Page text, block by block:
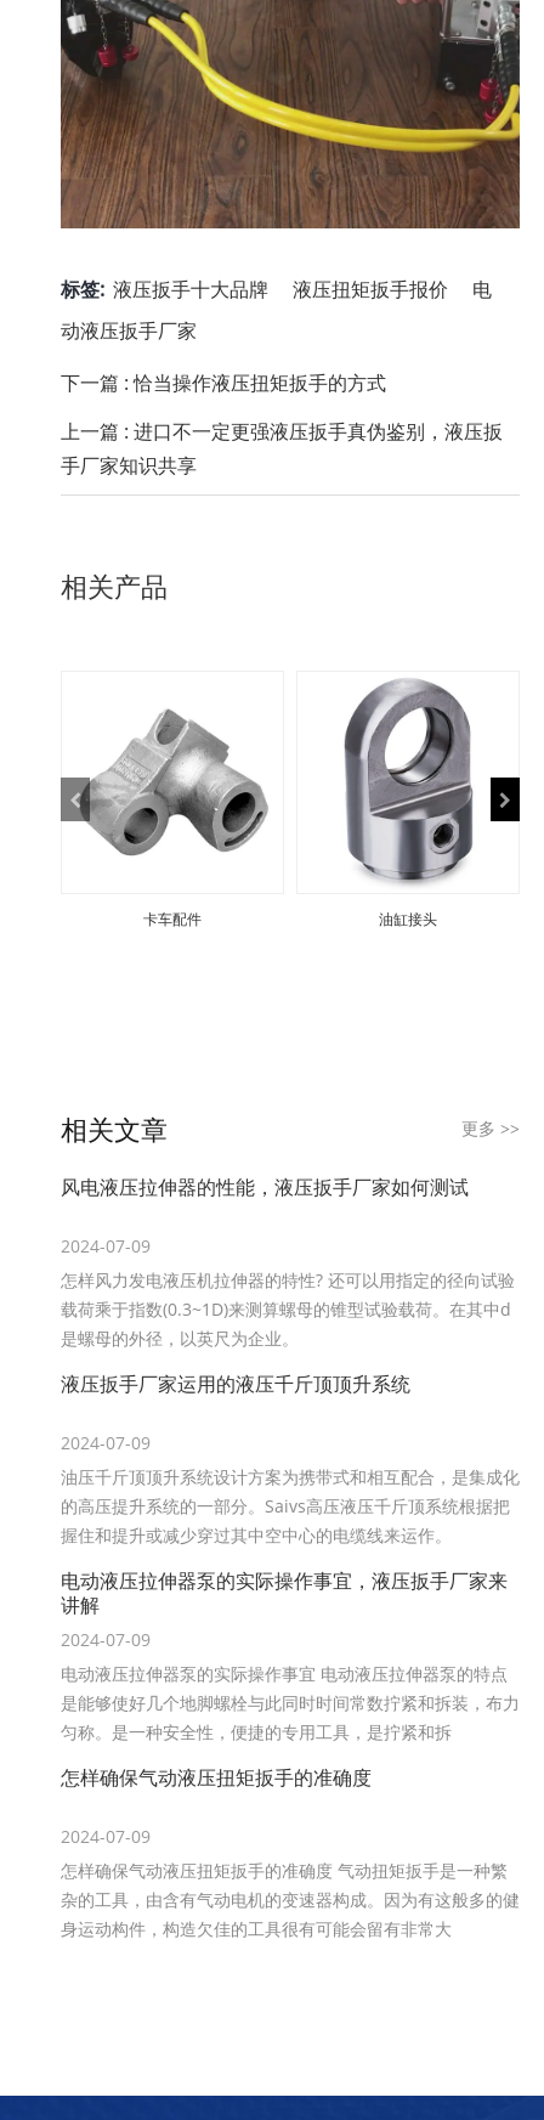
标签: 液压扳手十大品牌 液压扭矩扳手报价
电
动液压扳手厂家
下一篇 :恰当操作液压扭矩扳手的方式
上一篇 : 进口不一定更强液压扳手真伪鉴别，液压扳
手厂家知识共享
相关产品
卡车配件 油缸接头
相关文章 更多>>
风电液压拉伸器的性能，液压扳手厂家如何测试
2024-07-09
怎样风力发电液压机拉伸器的特性? 还可以用指定的径向试验
载荷乘于指数(0.3~1D)来测算螺母的锥型试验载荷。在其中d
是螺母的外径，以英尺为企业。
液压扳手厂家运用的液压千斤顶顶升系统
2024-07-09
油压千斤顶顶升系统设计方案为携带式和相互配合，是集成化
的高压提升系统的一部分。Saivs高压液压千斤顶系统根据把
握住和提升或减少穿过其中空中心的电缆线来运作。
电动液压拉伸器泵的实际操作事宜，液压扳手厂家来
讲解
2024-07-09
电动液压拉伸器泵的实际操作事宜 电动液压拉伸器泵的特点
是能够使好几个地脚螺栓与此同时时间常数拧紧和拆装，布力
匀称。是一种安全性，便捷的专用工具，是拧紧和拆
​怎样确保气动液压扭矩扳手的准确度
2024-07-09
怎样确保气动液压扭矩扳手的准确度 气动扭矩扳手是一种繁
杂的工具，由含有气动电机的变速器构成。因为有这般多的健
身运动构件，构造欠佳的工具很有可能会留有非常大